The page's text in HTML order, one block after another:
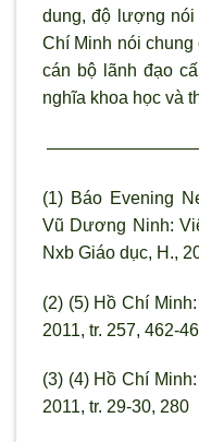
dung, độ lượng nói
Chí Minh nói chung
cán bộ lãnh đạo
nghĩa khoa học và
(1) Báo Evening
Vũ Dương Ninh:
Nxb Giáo dục, H.,
(2) (5) Hồ Chí
2011, tr. 257, 462-
(3) (4) Hồ Chí
2011, tr. 29-30, 280